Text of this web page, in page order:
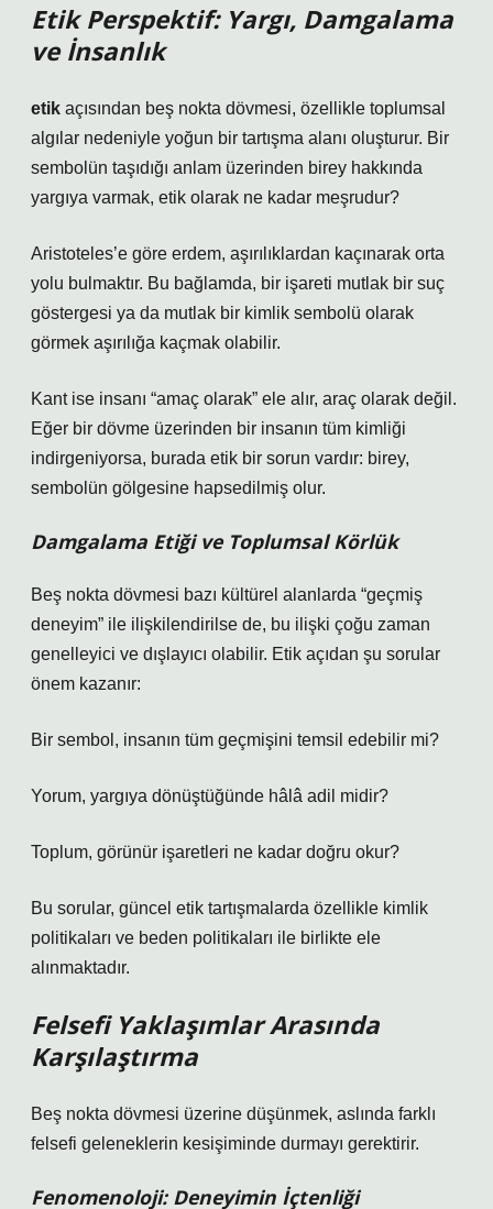
Etik Perspektif: Yargı, Damgalama
ve İnsanlık
etik açısından beş nokta dövmesi, özellikle toplumsal
algılar nedeniyle yoğun bir tartışma alanı oluşturur. Bir
sembolün taşıdığı anlam üzerinden birey hakkında
yargıya varmak, etik olarak ne kadar meşrudur?
Aristoteles’e göre erdem, aşırılıklardan kaçınarak orta
yolu bulmaktır. Bu bağlamda, bir işareti mutlak bir suç
göstergesi ya da mutlak bir kimlik sembolü olarak
görmek aşırılığa kaçmak olabilir.
Kant ise insanı “amaç olarak” ele alır, araç olarak değil.
Eğer bir dövme üzerinden bir insanın tüm kimliği
indirgeniyorsa, burada etik bir sorun vardır: birey,
sembolün gölgesine hapsedilmiş olur.
Damgalama Etiği ve Toplumsal Körlük
Beş nokta dövmesi bazı kültürel alanlarda “geçmiş
deneyim” ile ilişkilendirilse de, bu ilişki çoğu zaman
genelleyici ve dışlayıcı olabilir. Etik açıdan şu sorular
önem kazanır:
Bir sembol, insanın tüm geçmişini temsil edebilir mi?
Yorum, yargıya dönüştüğünde hâlâ adil midir?
Toplum, görünür işaretleri ne kadar doğru okur?
Bu sorular, güncel etik tartışmalarda özellikle kimlik
politikaları ve beden politikaları ile birlikte ele
alınmaktadır.
Felsefi Yaklaşımlar Arasında
Karşılaştırma
Beş nokta dövmesi üzerine düşünmek, aslında farklı
felsefi geleneklerin kesişiminde durmayı gerektirir.
Fenomenoloji: Deneyimin İçtenliği